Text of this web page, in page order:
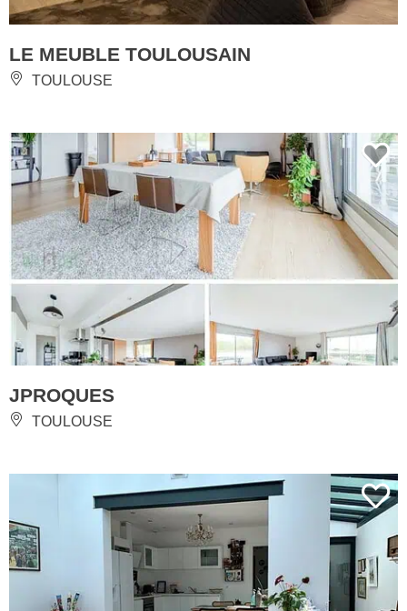
LE MEUBLE TOULOUSAIN
TOULOUSE
JPROQUES
TOULOUSE